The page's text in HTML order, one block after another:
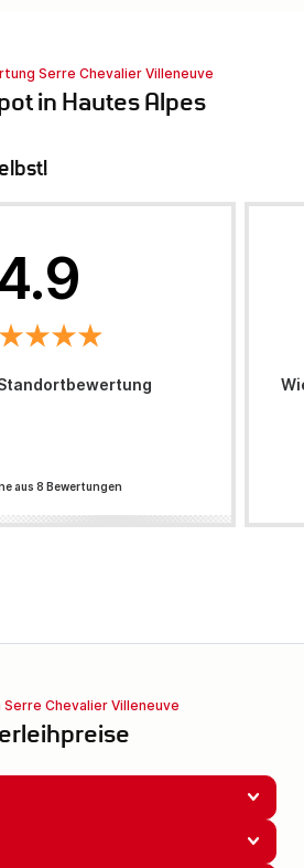
Serre Chevalier Villeneuve
in Hautes Alpes
aus 8 Bewertungen
Serre Chevalier Villeneuve